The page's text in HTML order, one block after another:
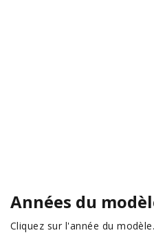
Années du
Cliquez sur l'année du modèle.